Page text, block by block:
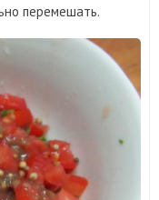
перемешать.